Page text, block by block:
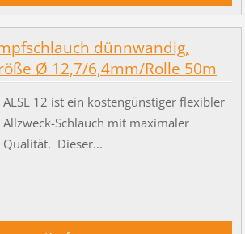
dünnwandig,
Ø 12,7/6,4mm/Rolle 50m
ALSL 12 ist ein kostengünstiger flexibler
Allzweck-Schlauch mit maximaler
Qualität. Dieser...